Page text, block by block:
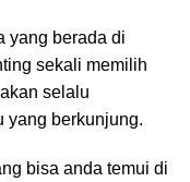
yang berada di
sekali memilih
selalu
yang berkunjung.
bisa anda temui di